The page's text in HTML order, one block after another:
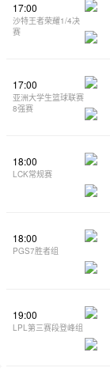
17:00
沙特王者荣耀1/4决
赛
17:00
亚洲大学生篮球联赛
8强赛
18:00
LCK常规赛
18:00
PGS7胜者组
19:00
LPL第三赛段登峰组